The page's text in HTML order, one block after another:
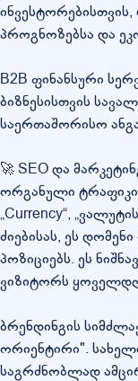
პროგნოზებსა და
B2B ფინანსური
ბიზნესისთვის
საერთაშორისო
🚀 SEO და
ორგანული
„Currency“,
ძიებისას, ეს
პოზიციებს. ეს
ვიზიტორს
ბრენდინგის
ორიენტირი".
საგრძნობლად